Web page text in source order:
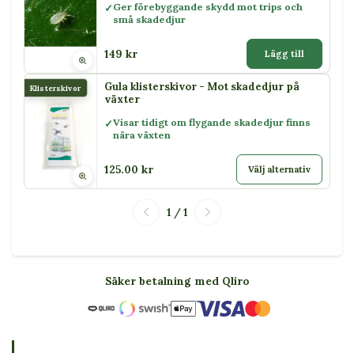
Ger förebyggande skydd mot trips och
små skadedjur
149 kr Lägg till
Klisterskivor
Gula klisterskivor - Mot skadedjur på
växter
Visar tidigt om flygande skadedjur finns
nära växten
125.00 kr Välj alternativ
1 / 1
Säker betalning med Qliro